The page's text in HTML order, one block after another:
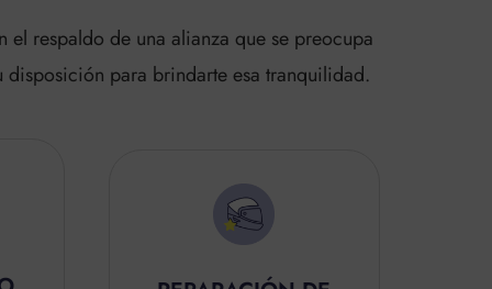
respaldo de una alianza que se preocupa
disposición para brindarte esa tranquilidad.